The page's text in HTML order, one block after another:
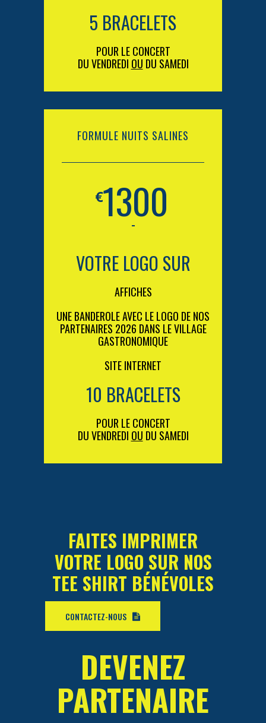
5 BRACELETS
POUR LE CONCERT
DU VENDREDI OU DU SAMEDI
FORMULE NUITS SALINES
€1300
-
VOTRE LOGO SUR
AFFICHES
UNE BANDEROLE AVEC LE LOGO DE NOS
PARTENAIRES 2026 DANS LE VILLAGE
GASTRONOMIQUE
SITE INTERNET
10 BRACELETS
POUR LE CONCERT
DU VENDREDI OU DU SAMEDI
FAITES IMPRIMER
VOTRE LOGO SUR NOS
TEE SHIRT BÉNÉVOLES
CONTACTEZ-NOUS
DEVENEZ
PARTENAIRE